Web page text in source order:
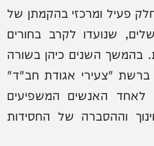
פעיל ומרכזי בהקמתן של
שנועדו לקרב בחורים
בהמשך השנים כיהן בשורה
ברשת "צעירי אגודת חב"ד"
האנשים המשפיעים
וההסברה של החסידות